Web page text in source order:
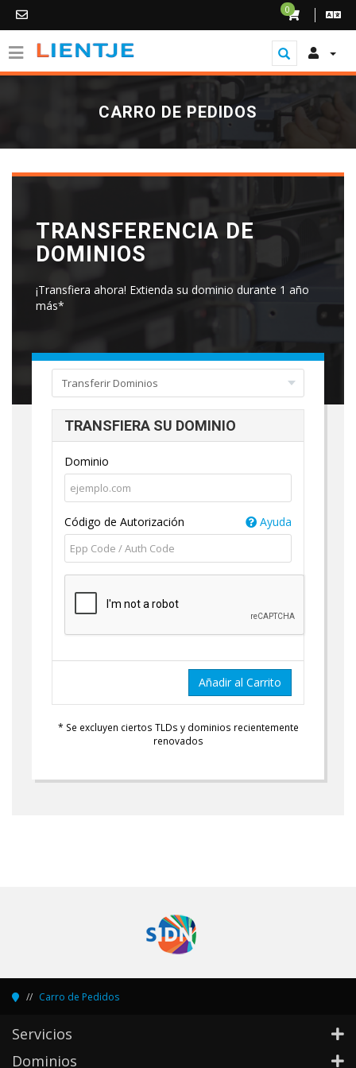
0
CARRO DE PEDIDOS
TRANSFERENCIA DE
DOMINIOS
¡Transfiera ahora! Extienda su dominio durante 1 año
más*
TRANSFIERA SU DOMINIO
Dominio
Código de Autorización Ayuda
Añadir al Carrito
* Se excluyen ciertos TLDs y dominios recientemente
renovados
Carro de Pedidos
Servicios
Dominios